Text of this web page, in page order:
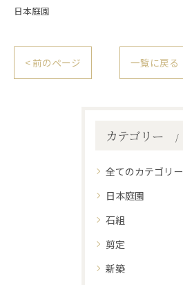
日本庭園
< 前のページ 一覧に戻る
カテゴリー
全てのカテゴリー
日本庭園
石組
剪定
新築